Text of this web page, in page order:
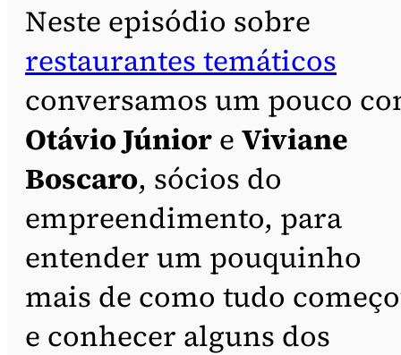
Neste episódio sobre
restaurantes temáticos
conversamos um pouco
Otávio Júnior e Viviane
Boscaro, sócios do
empreendimento, para
entender um pouquinho
mais de como tudo
e conhecer alguns dos